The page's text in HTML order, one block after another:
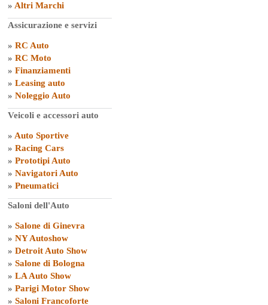
» Altri Marchi
Assicurazione e servizi
» RC Auto
» RC Moto
» Finanziamenti
» Leasing auto
» Noleggio Auto
Veicoli e accessori auto
» Auto Sportive
» Racing Cars
» Prototipi Auto
» Navigatori Auto
» Pneumatici
Saloni dell'Auto
» Salone di Ginevra
» NY Autoshow
» Detroit Auto Show
» Salone di Bologna
» LA Auto Show
» Parigi Motor Show
» Saloni Francoforte